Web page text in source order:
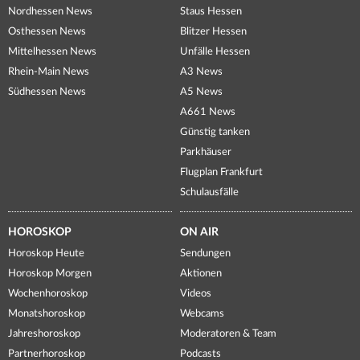
Nordhessen News
Osthessen News
Mittelhessen News
Rhein-Main News
Südhessen News
Staus Hessen
Blitzer Hessen
Unfälle Hessen
A3 News
A5 News
A661 News
Günstig tanken
Parkhäuser
Flugplan Frankfurt
Schulausfälle
HOROSKOP
Horoskop Heute
Horoskop Morgen
Wochenhoroskop
Monatshoroskop
Jahreshoroskop
Partnerhoroskop
ON AIR
Sendungen
Aktionen
Videos
Webcams
Moderatoren & Team
Podcasts